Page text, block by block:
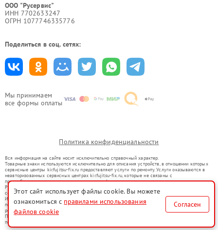
Мы принимаем
все формы оплаты
ООО "Русервис"
ИНН 7702633247
ОГРН 1077746335776
Поделиться в соц. сетях:
Политика конфиденциальности
Вся информация на сайте носит исключительно справочный характер.
Товарные знаки используются исключительно для описания устройств, в отношении которых
сервисные центры kir.fujitsu-fix.ru предоставляют услуги по ремонту. Услуги оказываются в
неавторизованных сервисных центрах kir.fujitsu-fix.ru, которые не связаны с
правообладателями товарных знаков или их официальными представителями.
Ремонт осуществляется для устройств, уже введенных в гражданский оборот в соответствии
со статьей 1487 ГК РФ.
Использование товарных знаков не преследует цели индивидуализации услуг или введения
потребителей в заблуждение, а служит для информирования о предоставляемых услугах по
ремонту техники указанных брендов.
Представленная на сайте информация не является публичной офертой, определяемой
положениями Статьи 437(2) Гражданского кодекса РФ
Этот сайт использует файлы cookie. Вы можете
ознакомиться с правилами использования
файлов cookie
Согласен